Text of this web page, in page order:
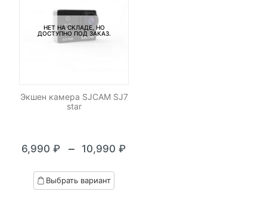
НЕТ НА СКЛАДЕ, НО
ДОСТУПНО ПОД ЗАКАЗ.
Экшен камера SJCAM SJ7
star
6,990 ₽ – 10,990 ₽
Диапазон
цен:
6,990 ₽
Выбрать вариант